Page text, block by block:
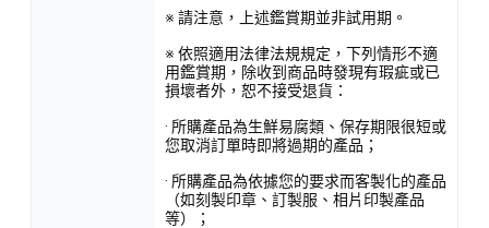
※ 請注意，上述鑑賞期並非試用期。
※ 依照適用法律法規規定，下列情形不適
用鑑賞期，除收到商品時發現有瑕疵或已
損壞者外，恕不接受退貨：
· 所購產品為生鮮易腐類、保存期限很短或
您取消訂單時即將過期的產品；
· 所購產品為依據您的要求而客製化的產品
（如刻製印章、訂製服、相片印製產品
等）；